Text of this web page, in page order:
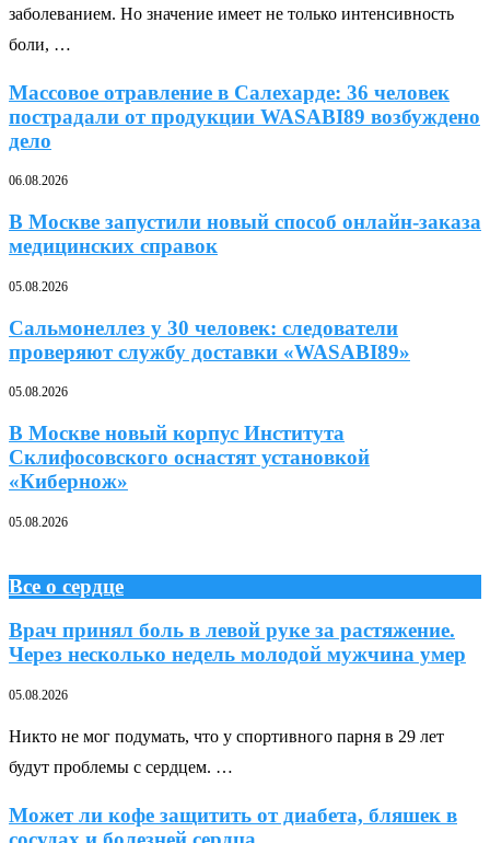
заболеванием. Но значение имеет не только интенсивность
боли, …
Массовое отравление в Салехарде: 36 человек
пострадали от продукции WASABI89 возбуждено
дело
06.08.2026
В Москве запустили новый способ онлайн-заказа
медицинских справок
05.08.2026
Сальмонеллез у 30 человек: следователи
проверяют службу доставки «WASABI89»
05.08.2026
В Москве новый корпус Института
Склифосовского оснастят установкой
«Кибернож»
05.08.2026
Все о сердце
Врач принял боль в левой руке за растяжение.
Через несколько недель молодой мужчина умер
05.08.2026
Никто не мог подумать, что у спортивного парня в 29 лет
будут проблемы с сердцем. …
Может ли кофе защитить от диабета, бляшек в